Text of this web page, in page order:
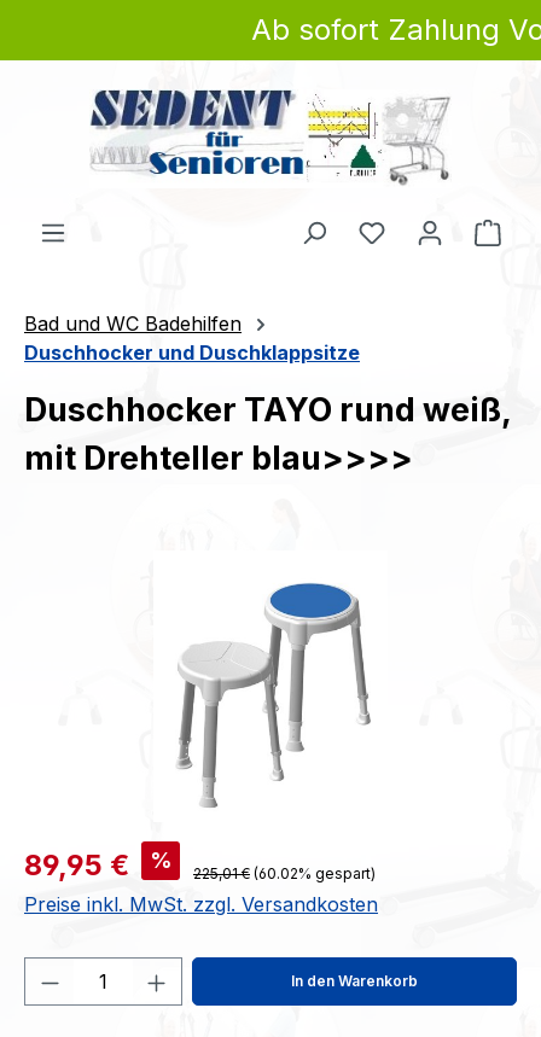
Ab sofort Zahlung
Du hast 0
Bad und WC Badehilfen
Duschhocker und Duschklappsitze
Duschhocker TAYO rund weiß,
mit Drehteller blau>>>>
Verkaufspreis:
89,95 € % Regulärer Preis:
225,01 € (60.02% gespart)
Preise inkl. MwSt. zzgl. Versandkosten
Produkt Anzahl: Gib denIn den Warenkorb